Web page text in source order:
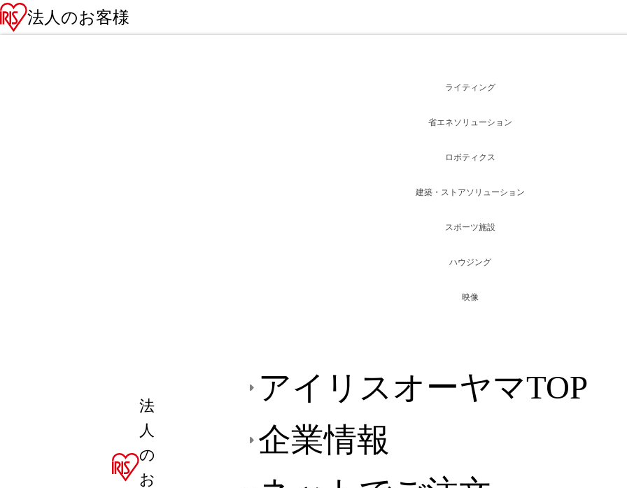
法人のお客様
法
人
の
お
アイリスオーヤマTOP
企業情報
ライティング
省エネソリューション
ロボティクス
建築・ストアソリューション
スポーツ施設
ハウジング
映像